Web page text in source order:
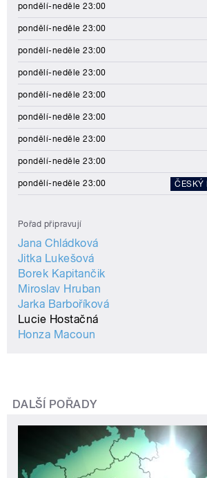
pondělí-neděle 23:00
pondělí-neděle 23:00
pondělí-neděle 23:00
pondělí-neděle 23:00
pondělí-neděle 23:00
pondělí-neděle 23:00
pondělí-neděle 23:00
pondělí-neděle 23:00
pondělí-neděle 23:00 ČESKÝ
Pořad připravují
Jana Chládková
Jitka Lukešová
Borek Kapitančik
Miroslav Hruban
Jarka Barboříková
Lucie Hostačná
Honza Macoun
DALŠÍ POŘADY